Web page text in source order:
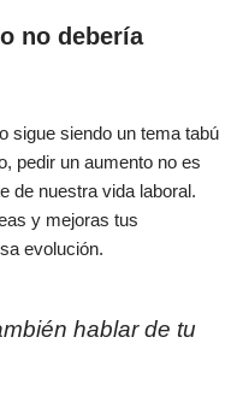
no debería
sigue siendo un tema tabú
pedir un aumento no es
de nuestra vida laboral.
y mejoras tus
evolución.
hablar de tu